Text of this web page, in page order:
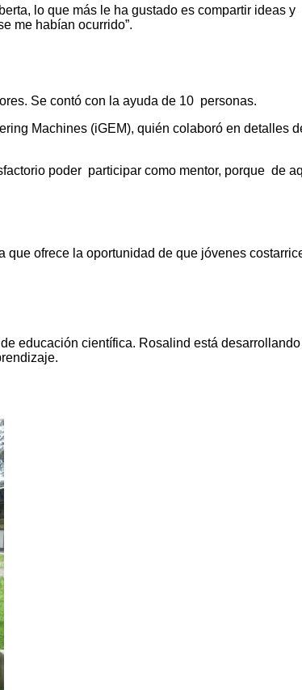
lo que más le ha gustado es compartir ideas y
me habían ocurrido”.
Se contó con la ayuda de 10 personas.
Machines (iGEM), quién colaboró en detalles
poder participar como mentor, porque de
ofrece la oportunidad de que jóvenes
educación científica. Rosalind está